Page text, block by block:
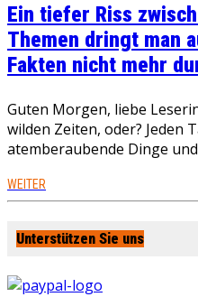
Ein tiefer Riss
Themen dringt man
Fakten nicht mehr
Guten Morgen, liebe
wilden Zeiten, oder? Jeden
atemberaubende Dinge
WEITER
Unterstützen Sie uns